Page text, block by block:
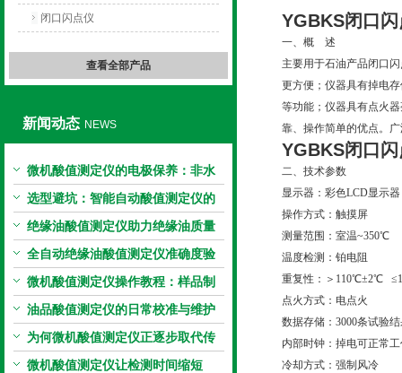
闭口闪点仪
查看全部产品
新闻动态 NEWS
微机酸值测定仪的电极保养：非水
电极的清洗与活化方法
选型避坑：智能自动酸值测定仪的
加热功率与萃取时间关系
绝缘油酸值测定仪助力绝缘油质量
把控，降低设备故障
全自动绝缘油酸值测定仪准确度验
证：标准物质标定步骤
微机酸值测定仪操作教程：样品制
备、参数设置与结果解读
油品酸值测定仪的日常校准与维护
流程
为何微机酸值测定仪正逐步取代传
统手动滴定法？
微机酸值测定仪让检测时间缩短
YGBKS闭口
一、概 述
主要用于石油产品闭口
更方便；仪器具有掉电
等功能；仪器具有点火
靠、操作简单的优点。
YGBKS闭口
二、技术参数
显示器：彩色LCD显示器
操作方式：触摸屏
测量范围：室温~350℃
温度检测：铂电阻
重复性：＞110℃±2℃
点火方式：电点火
数据存储：3000条试验
内部时钟：掉电可正常工
冷却方式：强制风冷